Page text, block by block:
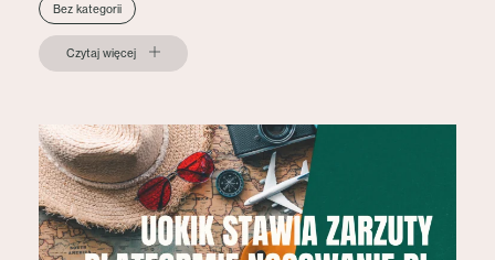
Bez kategorii
Czytaj więcej